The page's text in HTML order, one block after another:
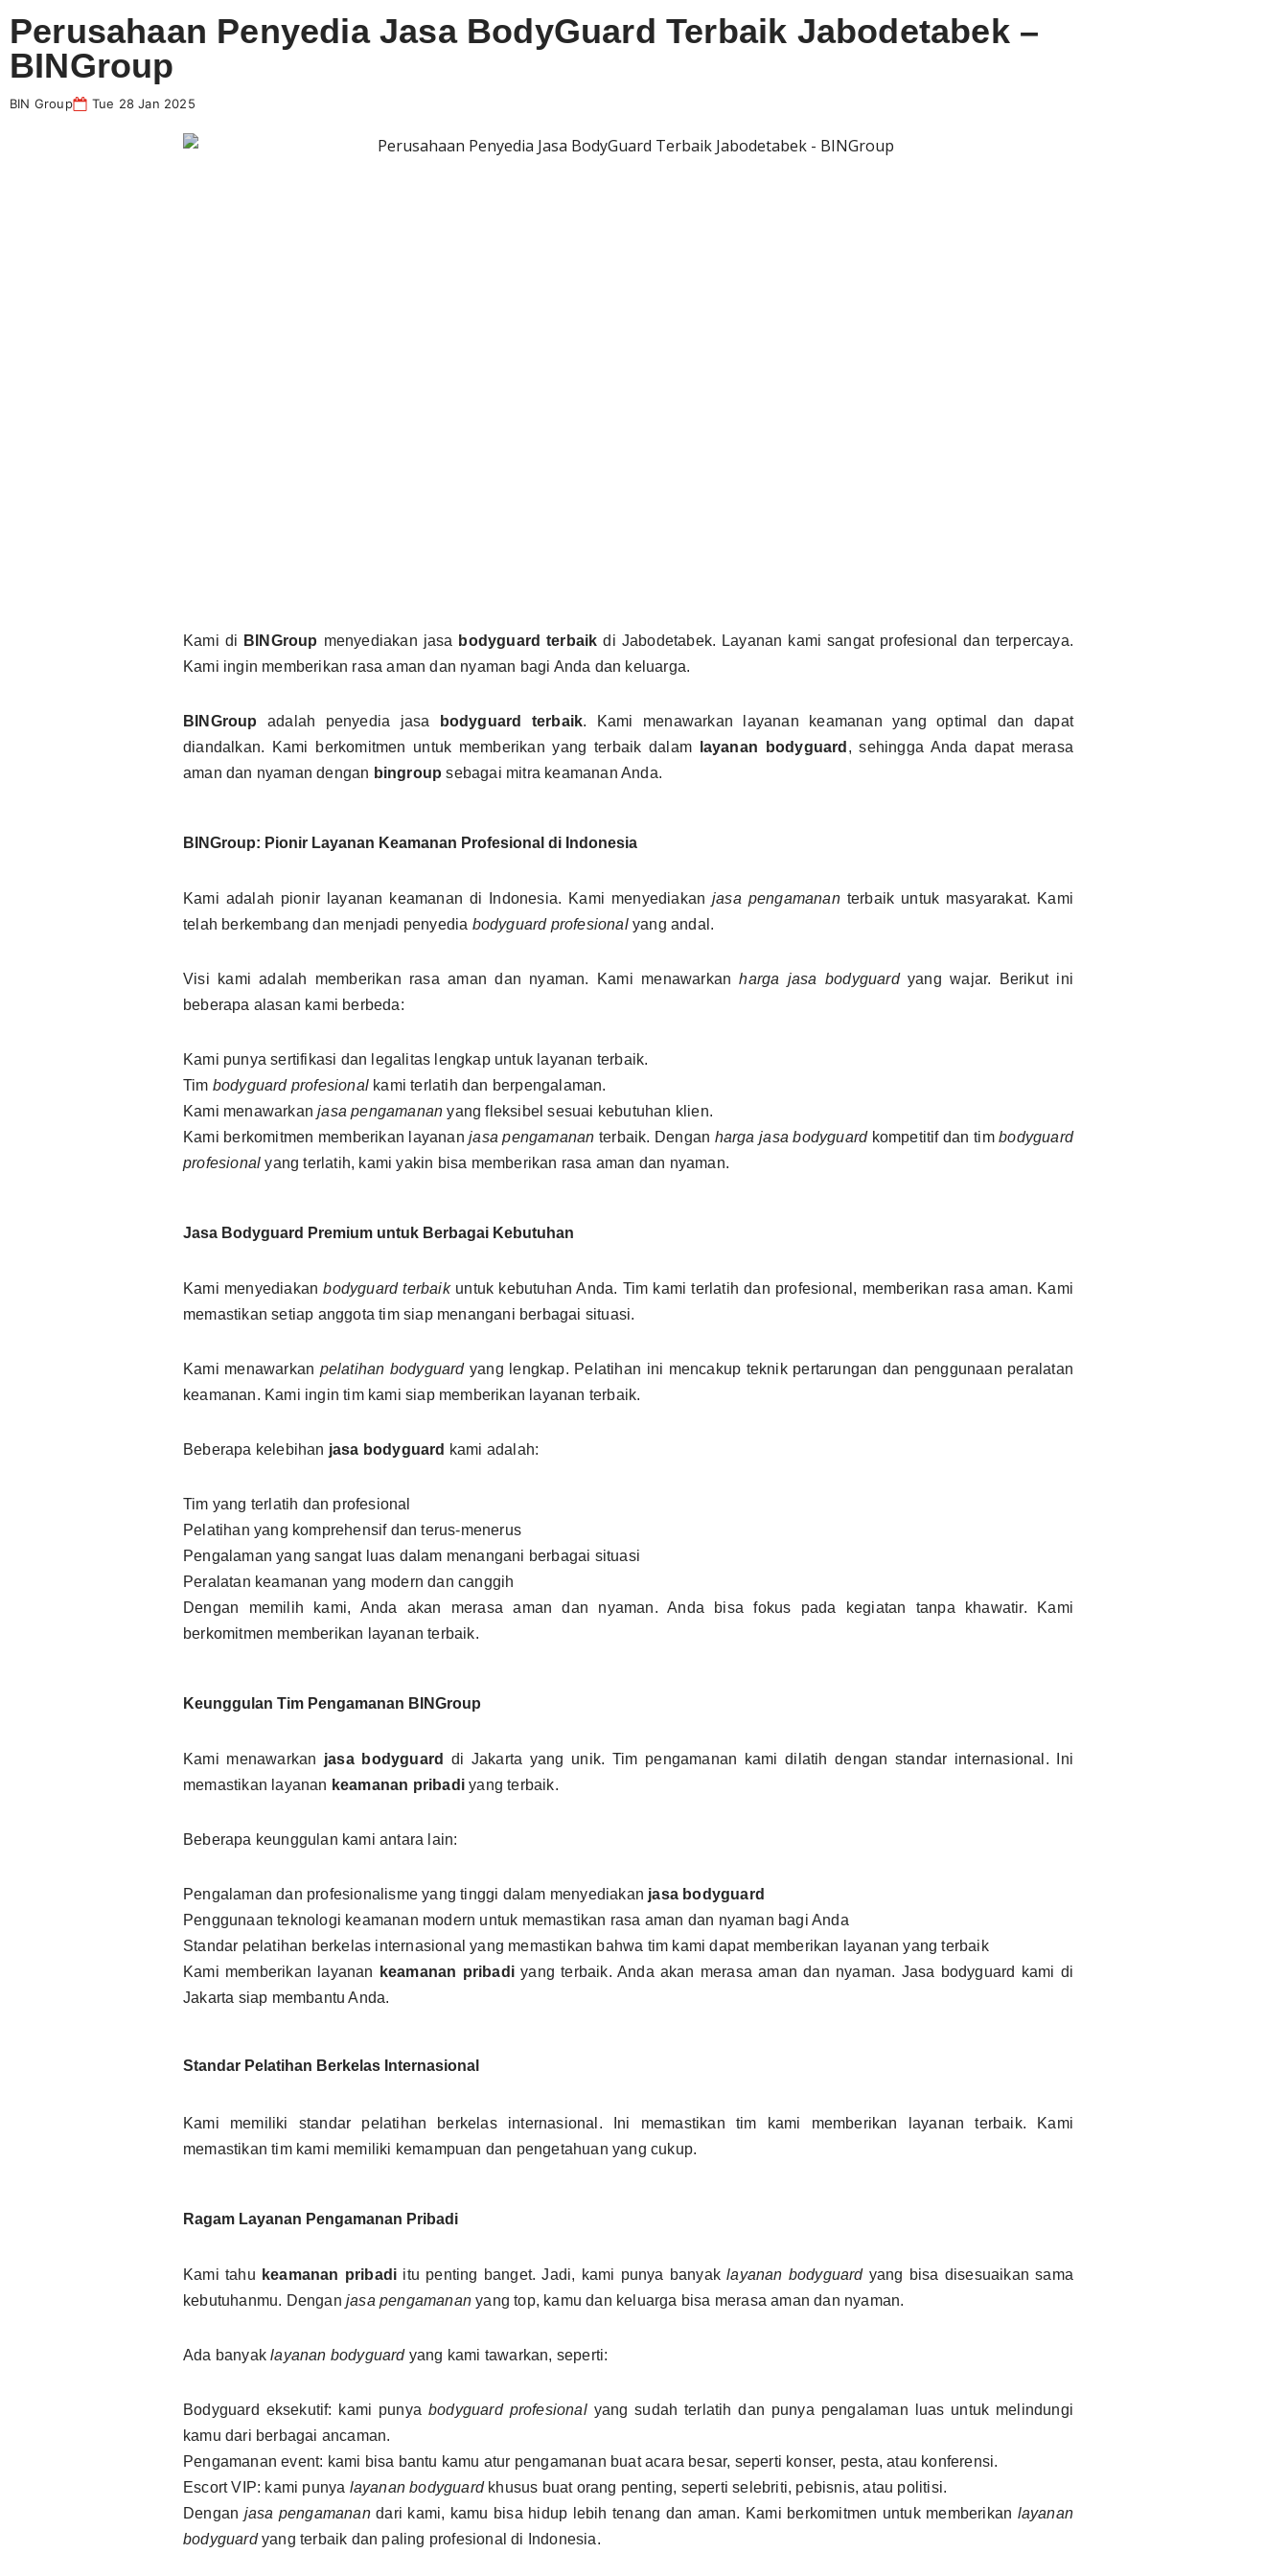
Perusahaan Penyedia Jasa BodyGuard Terbaik Jabodetabek –
BINGroup
BIN Group Tue 28 Jan 2025
Kami di BINGroup menyediakan jasa bodyguard terbaik di Jabodetabek. Layanan kami sangat profesional dan terpercaya.
Kami ingin memberikan rasa aman dan nyaman bagi Anda dan keluarga.
BINGroup adalah penyedia jasa bodyguard terbaik. Kami menawarkan layanan keamanan yang optimal dan dapat
diandalkan. Kami berkomitmen untuk memberikan yang terbaik dalam
layanan bodyguard , sehingga Anda dapat merasa
aman dan nyaman dengan bingroup sebagai mitra keamanan Anda.
BINGroup: Pionir Layanan Keamanan Profesional di Indonesia
Kami adalah pionir layanan keamanan di Indonesia. Kami menyediakanjasa pengamananterbaik untuk masyarakat. Kami
telah berkembang dan menjadi penyedia bodyguard profesionalyang andal.
Visi kami adalah memberikan rasa aman dan nyaman. Kami menawarkanharga jasa bodyguardyang wajar. Berikut ini
beberapa alasan kami berbeda:
Kami punya sertifikasi dan legalitas lengkap untuk layanan terbaik.
Tim bodyguard profesional kami terlatih dan berpengalaman.
Kami menawarkanjasa pengamanan yang fleksibel sesuai kebutuhan klien.
Kami berkomitmen memberikan layananjasa pengamanan terbaik. Dengan harga jasa bodyguardkompetitif dan timbodyguard
profesional yang terlatih, kami yakin bisa memberikan rasa aman dan nyaman.
Jasa Bodyguard Premium untuk Berbagai Kebutuhan
Kami menyediakanbodyguard terbaikuntuk kebutuhan Anda. Tim kami terlatih dan profesional, memberikan rasa aman. Kami
memastikan setiap anggota tim siap menangani berbagai situasi.
Kami menawarkan pelatihan bodyguardyang lengkap. Pelatihan ini mencakup teknik pertarungan dan penggunaan peralatan
keamanan. Kami ingin tim kami siap memberikan layanan terbaik.
Beberapa kelebihan jasa bodyguard kami adalah:
Tim yang terlatih dan profesional
Pelatihan yang komprehensif dan terus-menerus
Pengalaman yang sangat luas dalam menangani berbagai situasi
Peralatan keamanan yang modern dan canggih
Dengan memilih kami, Anda akan merasa aman dan nyaman. Anda bisa fokus pada kegiatan tanpa khawatir. Kami
berkomitmen memberikan layanan terbaik.
Keunggulan Tim Pengamanan BINGroup
Kami menawarkan jasa bodyguard
di Jakarta yang unik. Tim pengamanan kami dilatih dengan standar internasional. Ini
memastikan layanan keamanan pribadi yang terbaik.
Beberapa keunggulan kami antara lain:
Pengalaman dan profesionalisme yang tinggi dalam menyediakan jasa bodyguard
Penggunaan teknologi keamanan modern untuk memastikan rasa aman dan nyaman bagi Anda
Standar pelatihan berkelas internasional yang memastikan bahwa tim kami dapat memberikan layanan yang terbaik
Kami memberikan layanan
keamanan pribadiyang terbaik. Anda akan merasa aman dan nyaman. Jasa bodyguard kami di
Jakarta siap membantu Anda.
Standar Pelatihan Berkelas Internasional
Kami memiliki standar pelatihan berkelas internasional. Ini memastikan tim kami memberikan layanan terbaik. Kami
memastikan tim kami memiliki kemampuan dan pengetahuan yang cukup.
Ragam Layanan Pengamanan Pribadi
Kami tahu keamanan pribadi itu penting banget. Jadi, kami punya banyaklayanan bodyguardyang bisa disesuaikan sama
kebutuhanmu. Dengan jasa pengamanan yang top, kamu dan keluarga bisa merasa aman dan nyaman.
Ada banyaklayanan bodyguardyang kami tawarkan, seperti:
Bodyguard eksekutif: kami punya bodyguard profesionalyang sudah terlatih dan punya pengalaman luas untuk melindungi
kamu dari berbagai ancaman.
Pengamanan event: kami bisa bantu kamu atur pengamanan buat acara besar, seperti konser, pesta, atau konferensi.
Escort VIP: kami punya layanan bodyguardkhusus buat orang penting, seperti selebriti, pebisnis, atau politisi.
Dengan jasa pengamanandari kami, kamu bisa hidup lebih tenang dan aman. Kami berkomitmen untuk memberikan layanan
bodyguardyang terbaik dan paling profesional di Indonesia.